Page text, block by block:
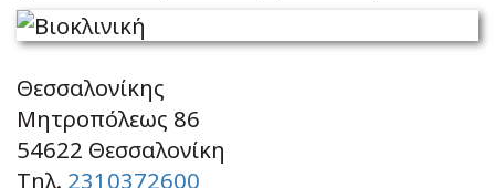
Θεσσαλονίκης
Μητροπόλεως 86
54622 Θεσσαλονίκη
Τηλ. 2310372600